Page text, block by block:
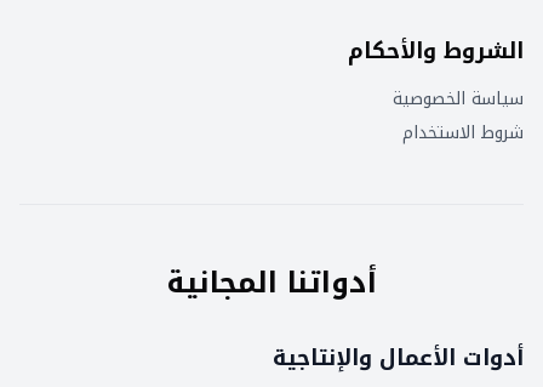
الشروط والأحكام
سياسة الخصوصية
شروط الاستخدام
أدواتنا المجانية
أدوات الأعمال والإنتاجية